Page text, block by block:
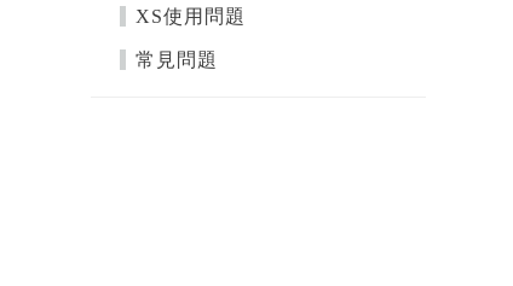
XS使用問題
常見問題